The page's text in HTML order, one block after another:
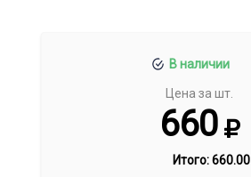
В наличии
Цена за шт.
660
Итого:660.00